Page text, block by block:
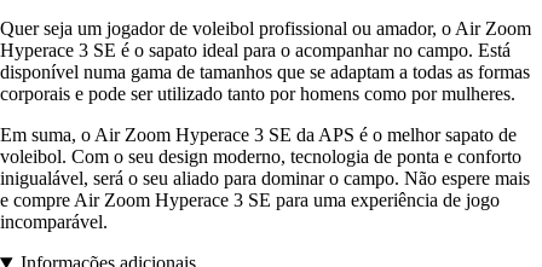
Quer seja um jogador de voleibol profissional ou amador, o Air Zoom
Hyperace 3 SE é o sapato ideal para o acompanhar no campo. Está
disponível numa gama de tamanhos que se adaptam a todas as formas
corporais e pode ser utilizado tanto por homens como por mulheres.
Em suma, o Air Zoom Hyperace 3 SE da APS é o melhor sapato de
voleibol. Com o seu design moderno, tecnologia de ponta e conforto
inigualável, será o seu aliado para dominar o campo. Não espere mais
e compre Air Zoom Hyperace 3 SE para uma experiência de jogo
incomparável.